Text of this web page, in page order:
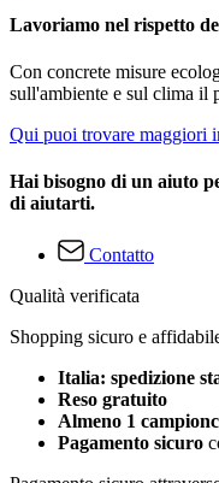
Lavoriamo nel rispetto
Con concrete misure
sull'ambiente e sul clima il
Qui puoi trovare maggiori
Hai bisogno di un aiuto
di aiutarti.
Contatto
Qualità verificata
Shopping sicuro e
Italia: spedizione
Reso gratuito
Almeno 1
Pagamento sicuro